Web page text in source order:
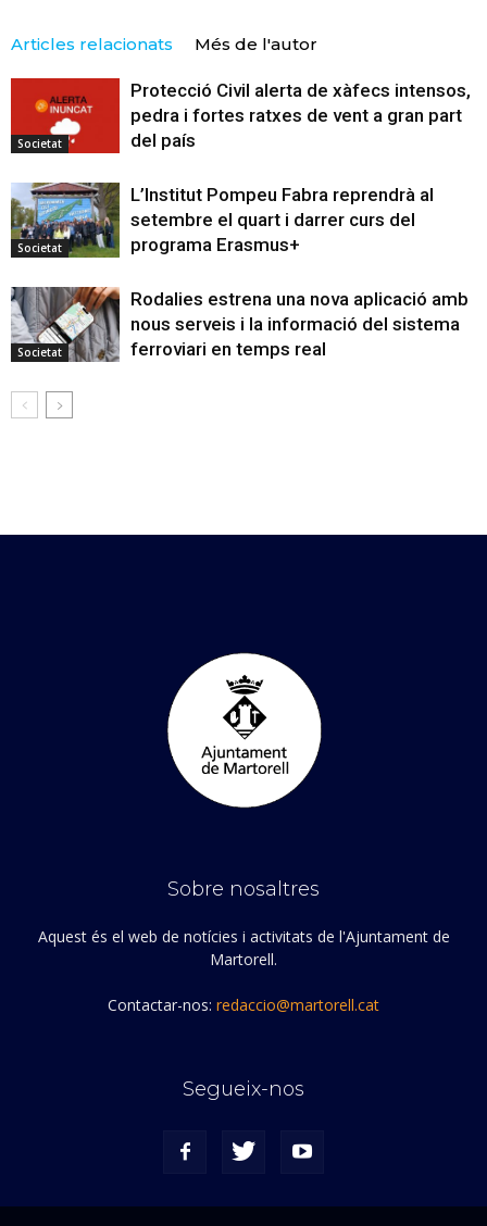
Articles relacionats Més de l'autor
Societat
Protecció Civil alerta de xàfecs intensos,
pedra i fortes ratxes de vent a gran part
del país
Societat
L’Institut Pompeu Fabra reprendrà al
setembre el quart i darrer curs del
programa Erasmus+
Societat
Rodalies estrena una nova aplicació amb
nous serveis i la informació del sistema
ferroviari en temps real
Sobre nosaltres
Aquest és el web de notícies i activitats de l'Ajuntament de
Martorell.
Contactar-nos: redaccio@martorell.cat
Segueix-nos